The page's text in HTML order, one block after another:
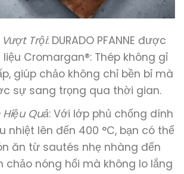
Trội: DURADO PFANNE được
Cromargan®: Thép không gỉ
giúp chảo không chỉ bền bỉ mà
sự sang trọng qua thời gian.
Quả: Với lớp phủ chống dính
nhiệt lên đến 400 °C, bạn có thể
ăn từ sautés nhẹ nhàng đến
chảo nóng hổi mà không lo lắng